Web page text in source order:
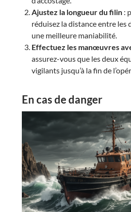
Ajustez la longueur du filin:
réduisez la distance entre les
une meilleure maniabilité.
Effectuez les manœuvres
assurez-vous que les deux
vigilants jusqu’à la fin de
En cas de danger